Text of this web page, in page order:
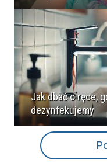
Jak dbać o ręce,
dezynfekujemy